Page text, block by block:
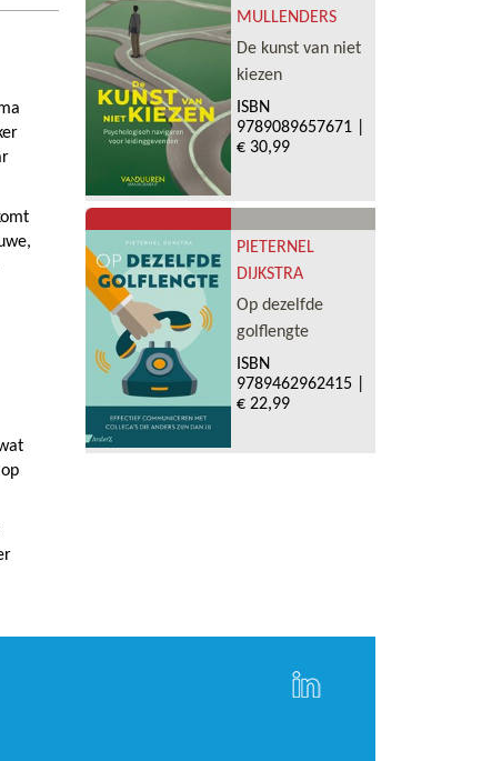
MULLENDERS
De kunst van niet
kiezen
ISBN
9789089657671|
€ 30,99
PIETERNEL
DIJKSTRA
Op dezelfde
golflengte
ISBN
9789462962415|
€ 22,99